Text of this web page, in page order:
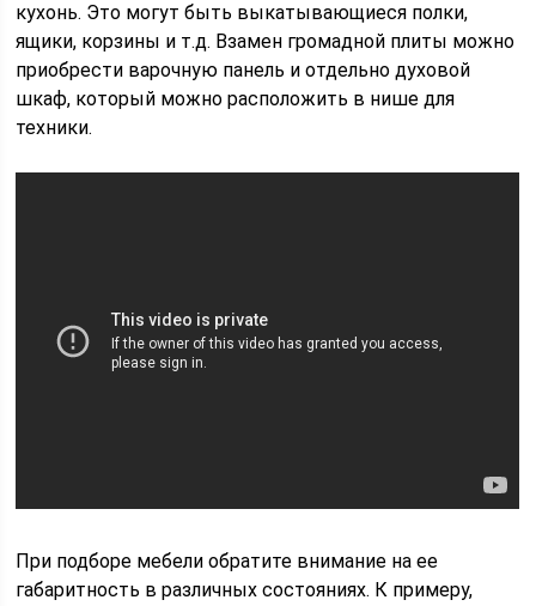
кухонь. Это могут быть выкатывающиеся полки,
ящики, корзины и т.д. Взамен громадной плиты можно
приобрести варочную панель и отдельно духовой
шкаф, который можно расположить в нише для
техники.
При подборе мебели обратите внимание на ее
габаритность в различных состояниях. К примеру,